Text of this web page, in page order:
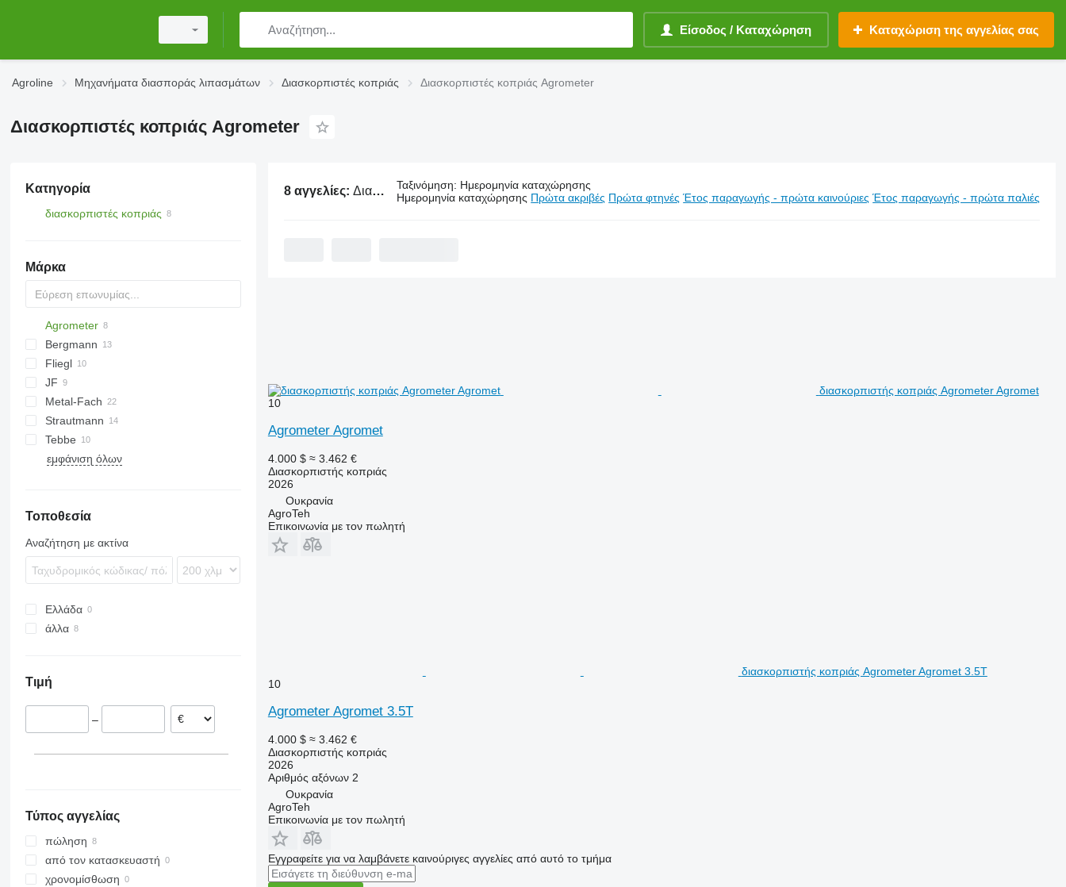
Είσοδος / Καταχώρηση Καταχώριση της αγγελίας σας
Agroline Μηχανήματα διασποράς λιπασμάτων Διασκορπιστές κοπριάς Διασκορπιστές κοπριάς Agrometer
Διασκορπιστές κοπριάς Agrometer
Κατηγορία
διασκορπιστές κοπριάς
Μάρκα
Agrometer
HTS
Bergmann
TSW
E
EV
FORTIS
Fliegl
ASW
T series
Terra
JF
Komfort
UN
Metal-Fach
OL
N262
Flex
PG
SP
Strautmann
Magnon
Tebbe
DS
TYTAN
MKE
εμφάνιση όλων
Τοποθεσία
Αναζήτηση με ακτίνα
Ελλάδα
άλλα
Τιμή
–
Τύπος αγγελίας
πώληση
από τον κατασκευαστή
χρονομίσθωση
8 αγγελίες: Διασκορπιστές κοπριάς Agrometer Ταξινόμηση: Ημερομηνία καταχώρησης
Ημερομηνία καταχώρησης Πρώτα ακριβές Πρώτα φτηνές Έτος παραγωγής - πρώτα καινούριες Έτος παραγωγής - πρώτα παλιές
διασκορπιστής κοπριάς Agrometer Agromet
10
Agrometer Agromet
4.000 $ ≈ 3.462 €
Διασκορπιστής κοπριάς
2026
Ουκρανία
AgroTeh
Επικοινωνία με τον πωλητή
διασκορπιστής κοπριάς Agrometer Agromet 3.5T
10
Agrometer Agromet 3.5T
4.000 $ ≈ 3.462 €
Διασκορπιστής κοπριάς
2026
Αριθμός αξόνων 2
Ουκρανία
AgroTeh
Επικοινωνία με τον πωλητή
Εγγραφείτε για να λαμβάνετε καινούριγες αγγελίες από αυτό το τμήμα